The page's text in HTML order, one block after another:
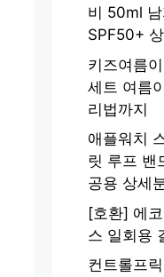
비 50ml
SPF50+
키즈여름
세트 여름
리법까지
애플워치
릿 루프
공용 상세
[호환] 에
스 일회용
컨트롤프